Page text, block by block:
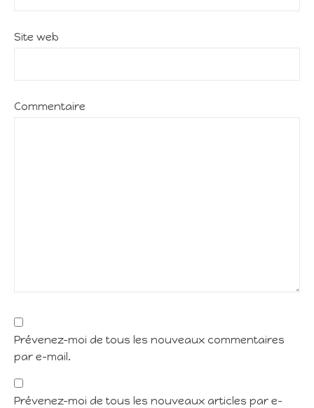
Site web
Commentaire
Prévenez-moi de tous les nouveaux commentaires
par e-mail.
Prévenez-moi de tous les nouveaux articles par e-